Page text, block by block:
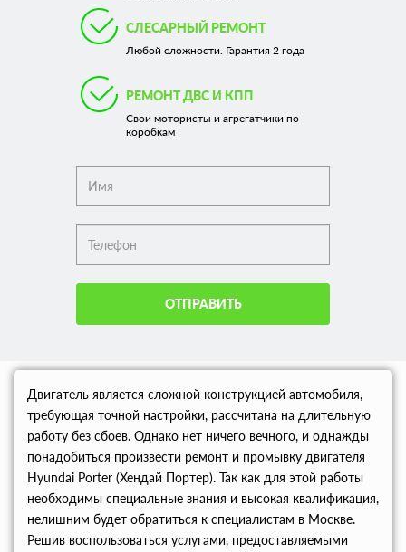
СЛЕСАРНЫЙ РЕМОНТ
Любой сложности. Гарантия 2 года
РЕМОНТ ДВС И КПП
Свои мотористы и агрегатчики по
коробкам
ОТПРАВИТЬ
Двигатель является сложной конструкцией автомобиля,
требующая точной настройки, рассчитана на длительную
работу без сбоев. Однако нет ничего вечного, и однажды
понадобиться произвести ремонт и промывку двигателя
Hyundai Porter (Хендай Портер). Так как для этой работы
необходимы специальные знания и высокая квалификация,
нелишним будет обратиться к специалистам в Москве.
Решив воспользоваться услугами, предоставляемыми